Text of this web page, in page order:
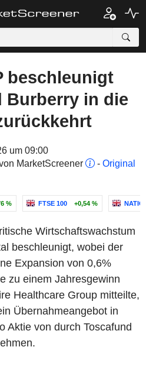
beschleunigt
Burberry in die
um 09:00
MarketScreener
- Original
% FTSE 100 +0,54 %
Wirtschaftswachstum
beschleunigt, wobei der
Expansion von 0,6%
zu einem Jahresgewinn
Healthcare Group mitteilte,
Übernahmeangebot in
Aktie von durch Toscafund